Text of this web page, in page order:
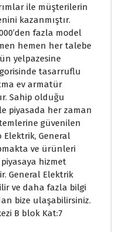
ile müşterilerin
kazanmıştır.
fazla model
hemen her talebe
yelpazesine
tasarruflu
ev armatür
Sahip olduğu
piyasada her zaman
güvenilen
General
ve ürünleri
hizmet
General Elektrik
ve daha fazla bilgi
bize ulaşabilirsiniz.
B blok Kat:7